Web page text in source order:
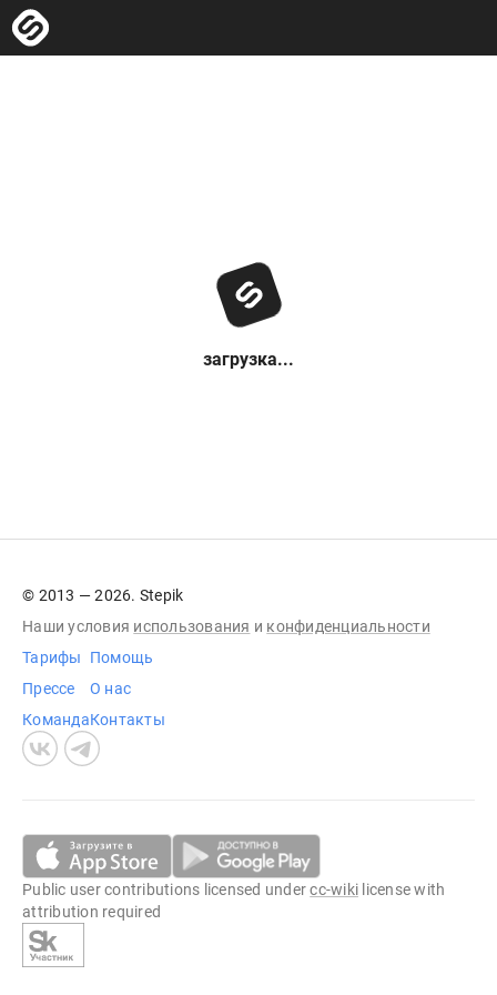
загрузка...
© 2013 — 2026. Stepik
Наши условия использования и конфиденциальности
Тарифы
Прессе
Команда
Помощь
О нас
Контакты
Public user contributions licensed undercc-wiki license with
attribution required